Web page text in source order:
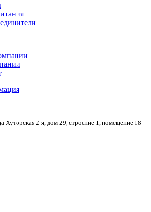
Хуторская 2-я, дом 29, строение 1, помещение 18